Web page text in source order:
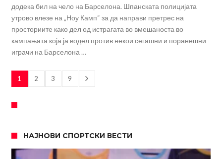
додека бил на чело на Барселона. Шпанската полицијата
утрово влезе на „Ноу Камп“ за да направи претрес на
просториите како дел од истрагата во вмешаноста во
кампањата која ја водел против некои сегашни и поранешни
играчи на Барселона …
1 2 3 9
НАЈНОВИ СПОРТСКИ ВЕСТИ